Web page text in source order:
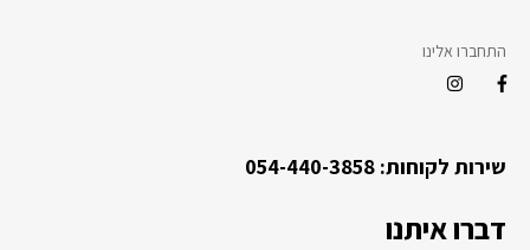
התחברו אלינו
שירות לקוחות: 054-440-3858
דברו איתנו